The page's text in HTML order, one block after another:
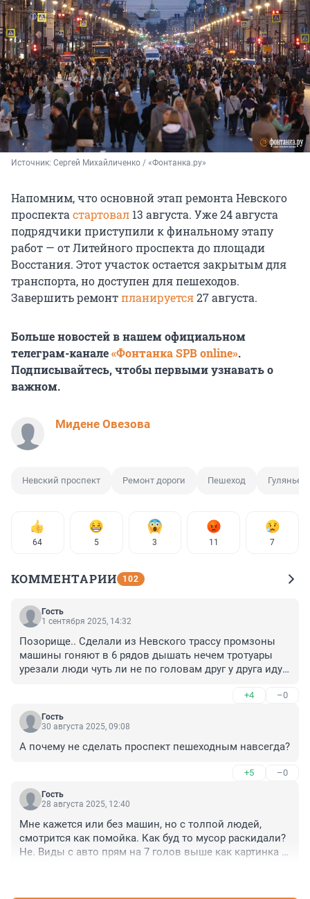
Источник: Сергей Михайличенко / «Фонтанка.ру»
Напомним, что основной этап ремонта Невского
проспектастартовал 13 августа. Уже24 августа
подрядчики приступили к финальному этапу
работ — от Литейного проспекта до площади
Восстания. Этот участок остается закрытым для
транспорта, но доступен для пешеходов.
Завершить ремонтпланируется27 августа.
Больше новостей в нашем официальном
телеграм-канале«Фонтанка SPB online».
Подписывайтесь, чтобы первыми узнавать о
важном.
Мидене Овезова
Невский проспект Ремонт дороги Пешеход Гулянье
64 5 3 11 7
КОММЕНТАРИИ 102
Гость
1 сентября 2025, 14:32
Позорище.. Сделали из Невского трассу промзоны
машины гоняют в 6 рядов дышать нечем тротуары
урезали люди чуть ли не по головам друг у друга идут.
+4 –0
Гость
30 августа 2025, 09:08
А почему не сделать проспект пешеходным навсегда?
+5 –0
Гость
28 августа 2025, 12:40
Мне кажется или без машин, но с толпой людей,
смотрится как помойка. Как буд то мусор раскидали?
Не. Виды с авто прям на 7 голов выше как картинка